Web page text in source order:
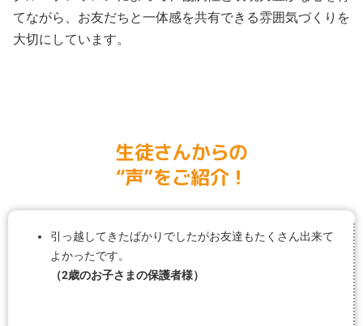
てながら、お友だちと一体感を共有できる雰囲気づくりを
大切にしています。
生徒さんからの
“声”をご紹介！
引っ越してきたばかりでしたがお友達もたくさん出来て
よかったです。
（2歳のお子さまの保護者様）